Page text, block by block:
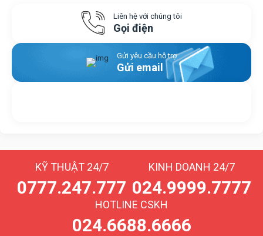
Liên hệ với chúng tôi
Gọi điện
Gửi yêu cầu hỗ trợ
Gửi email
KỸ THUẬT 24/7
0777.247.777
KINH DOANH 24/7
024.9999.7777
HOTLINE CSKH
024.6688.6666